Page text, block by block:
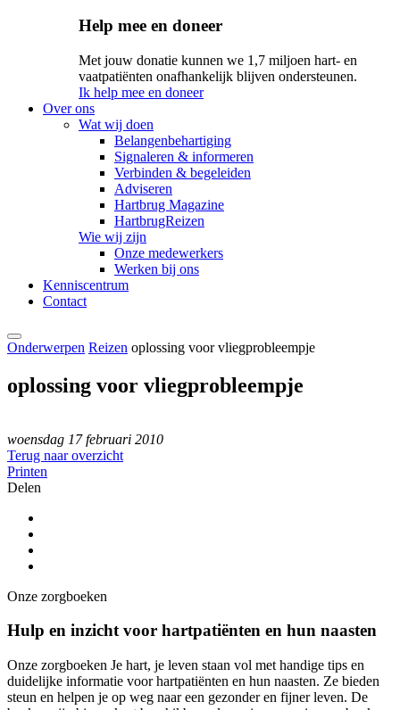
Help mee en doneer
Met jouw donatie kunnen we 1,7 miljoen hart- en
vaatpatiënten onafhankelijk blijven ondersteunen.
Ik help mee en doneer
Over ons
Wat wij doen
Belangenbehartiging
Signaleren & informeren
Verbinden & begeleiden
Adviseren
Hartbrug Magazine
HartbrugReizen
Wie wij zijn
Onze medewerkers
Werken bij ons
Kenniscentrum
Contact
Onderwerpen Reizen oplossing voor vliegprobleempje
oplossing voor vliegprobleempje
woensdag 17 februari 2010
Terug naar overzicht
Printen
Delen
Onze zorgboeken
Hulp en inzicht voor hartpatiënten en hun naasten
Onze zorgboeken Je hart, je leven staan vol met handige tips en
duidelijke informatie voor hartpatiënten en hun naasten. Ze bieden
steun en helpen je op weg naar een gezonder en fijner leven. De